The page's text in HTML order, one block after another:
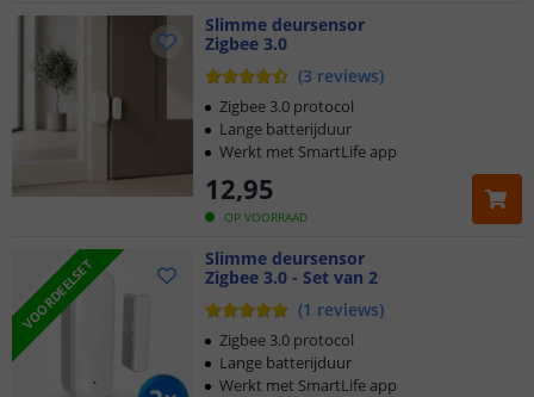
Slimme deursensor
Zigbee 3.0
(3 reviews)
OP VOORRAAD
12,95
Zigbee 3.0 protocol
Lange batterijduur
Werkt met SmartLife app
VOORDEELSET
Slimme deursensor
Zigbee 3.0 - Set van 2
(1 reviews)
Zigbee 3.0 protocol
Lange batterijduur
Werkt met SmartLife app